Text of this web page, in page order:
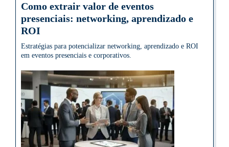
Como extrair valor de eventos
presenciais: networking, aprendizado e
ROI
Estratégias para potencializar networking, aprendizado e ROI
em eventos presenciais e corporativos.